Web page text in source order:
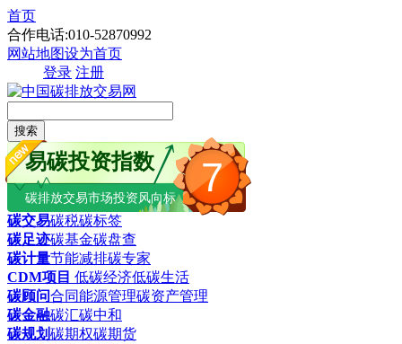
首页
合作电话:010-52870992
网站地图设为首页
登录 注册
搜索
7
易碳投资指数
碳排放交易市场投资风向标
碳交易碳税碳标签
碳足迹碳基金碳盘查
碳计量节能减排碳专家
CDM项目 低碳经济低碳生活
碳顾问合同能源管理碳资产管理
碳金融碳汇碳中和
碳规划碳期权碳期货